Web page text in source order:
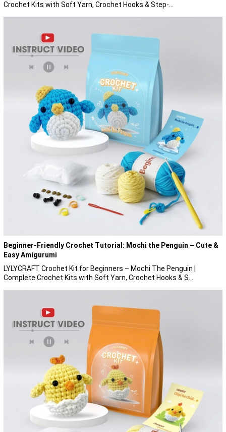
Crochet Kits with Soft Yarn, Crochet Hooks & Step-...
Beginner-Friendly Crochet Tutorial: Mochi the Penguin – Cute &
Easy Amigurumi
LYLYCRAFT Crochet Kit for Beginners – Mochi The Penguin |
Complete Crochet Kits with Soft Yarn, Crochet Hooks & S...